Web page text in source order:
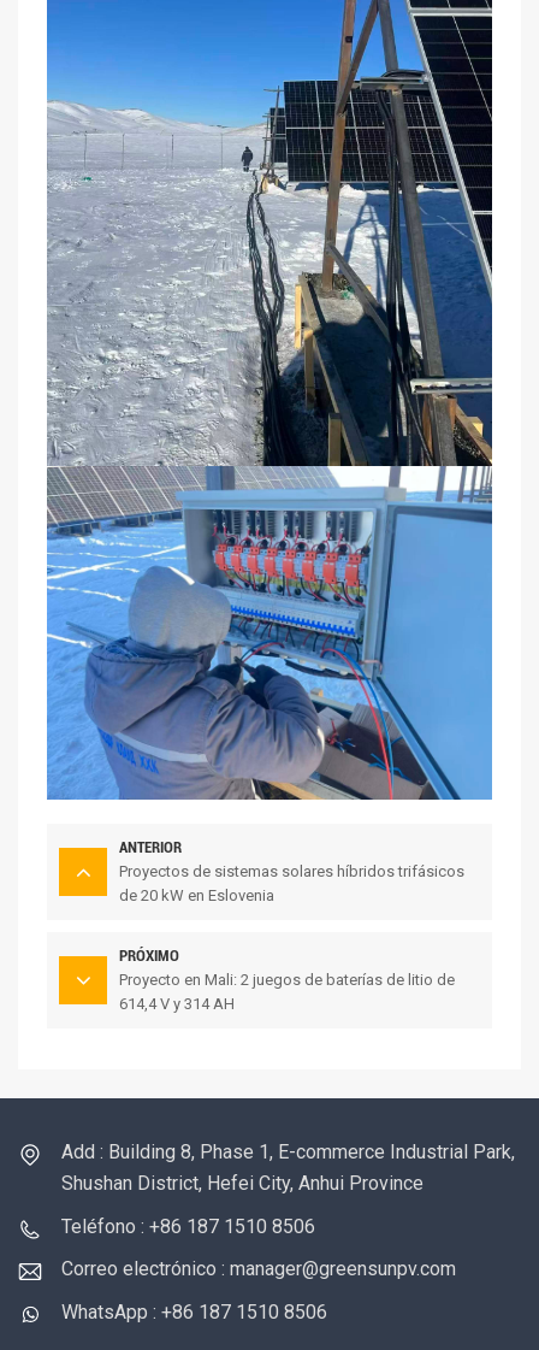
ANTERIOR
Proyectos de sistemas solares híbridos trifásicos
de 20 kW en Eslovenia
PRÓXIMO
Proyecto en Mali: 2 juegos de baterías de litio de
614,4 V y 314 AH
Add : Building 8, Phase 1, E-commerce Industrial Park,
Shushan District, Hefei City, Anhui Province
Teléfono : +86 187 1510 8506
Correo electrónico : manager@greensunpv.com
WhatsApp : +86 187 1510 8506